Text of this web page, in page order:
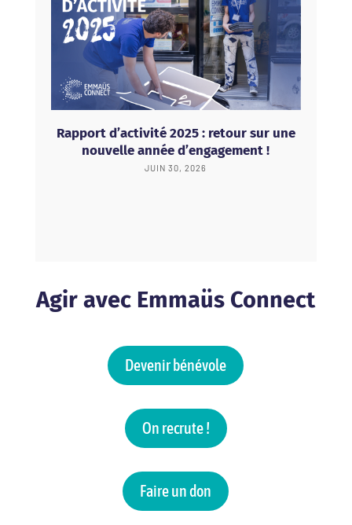
Rapport d’activité 2025 : retour sur une
nouvelle année d’engagement !
JUIN 30, 2026
Agir avec Emmaüs Connect
Devenir bénévole
On recrute !
Faire un don